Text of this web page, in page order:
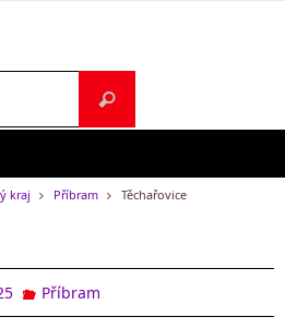
Vyhledávání
kraj Příbram Těchařovice
Příbram